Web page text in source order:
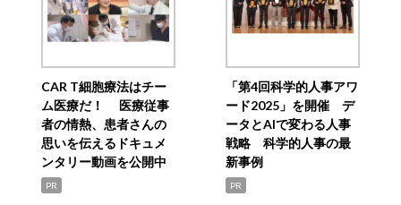
CAR T細胞療法はチー
ム医療だ！ 医療従事
者の情熱、患者さんの
思いを伝えるドキュメ
ンタリー動画を公開中
PR
「第4回科学的人事アワ
ード2025」を開催 デ
ータとAIで変わる人事
戦略 科学的人事の最
新事例
PR